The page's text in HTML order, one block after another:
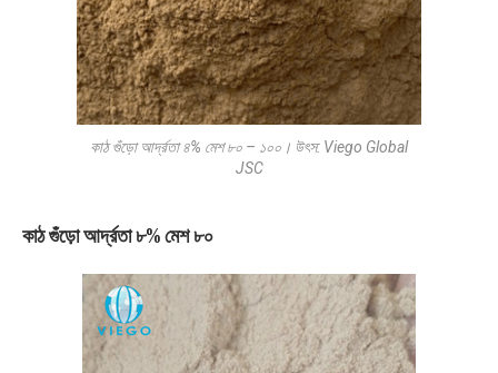
কাঠ গুঁড়ো আর্দ্রতা ৪% মেশ ৮০ – ১০০। উৎস: Viego Global
JSC
কাঠ গুঁড়ো আর্দ্রতা ৮% মেশ ৮০